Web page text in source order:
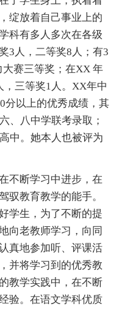
绽放着自己事业上的
科有多人多次在各级
3人，二等奖8人；有3
赛三等奖；在XX 年
三等奖1人。XX年中
分以上的优秀成绩，其
、八中学联考录取；
中。她本人也被评为
不断学习中进步，在
驭教育教学的能手。
学生，为了不断的提
向老教师学习，向同
真地参加听、评课活
并将学习到的优秀教
教学实践中，在不断
验。在语文学科优质